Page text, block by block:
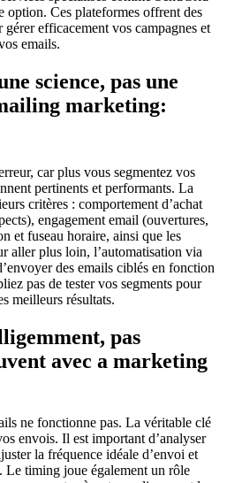
option. Ces plateformes offrent des
efficacement vos campagnes et
emails.
science, pas une
marketing:
car plus vous segmentez vos
pertinents et performants. La
critères : comportement d’achat
engagement email (ouvertures,
et fuseau horaire, ainsi que les
aller plus loin, l’automatisation via
des emails ciblés en fonction
pas de tester vos segments pour
meilleurs résultats.
pas
avec a marketing
ne fonctionne pas. La véritable clé
envois. Il est important d’analyser
la fréquence idéale d’envoi et
Le timing joue également un rôle